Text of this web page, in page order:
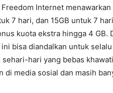
Internet
7 hari, dan 15GB untuk 7
kuota ekstra hingga 4
bisa diandalkan untuk
hari yang bebas
di media sosial dan masih